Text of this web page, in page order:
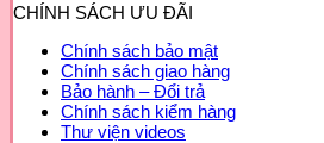
CHÍNH SÁCH ƯU ĐÃI
Chính sách bảo mật
Chính sách giao hàng
Bảo hành – Đổi trả
Chính sách kiểm hàng
Thư viện videos